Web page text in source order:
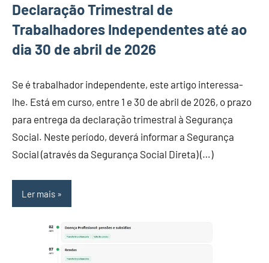
Declaração Trimestral de
Trabalhadores Independentes até ao
dia 30 de abril de 2026
Se é trabalhador independente, este artigo interessa-
lhe. Está em curso, entre 1 e 30 de abril de 2026, o prazo
para entrega da declaração trimestral à Segurança
Social. Neste período, deverá informar a Segurança
Social (através da Segurança Social Direta) (…)
Ler mais